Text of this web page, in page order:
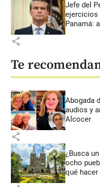
Jefe del
ejercicios
Panamá:
share
Te
Abogada
audios y
Alcocer
share
¿Busca
ocho
qué hacer